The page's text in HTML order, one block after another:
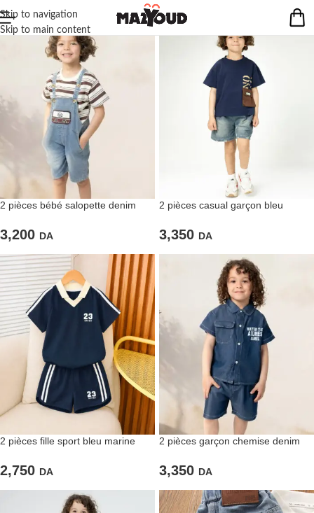
Skip to navigation
Skip to main content
2 pièces bébé salopette denim
3,200 DA
2 pièces casual garçon bleu
3,350 DA
2 pièces fille sport bleu marine
2,750 DA
2 pièces garçon chemise denim
3,350 DA